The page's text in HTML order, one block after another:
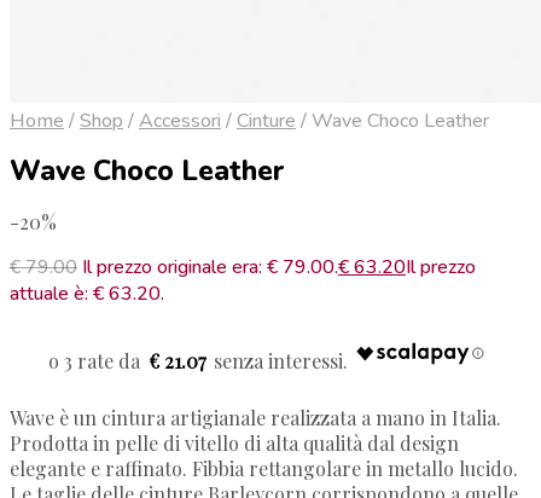
Home /Shop /Accessori /Cinture / Wave Choco Leather
Wave Choco Leather
-20%
€79.00 Il prezzo originale era: € 79.00.€63.20Il prezzo
attuale è: € 63.20.
€ 21.07
Wave è un cintura artigianale realizzata a mano in Italia.
Prodotta in pelle di vitello di alta qualità dal design
elegante e raffinato. Fibbia rettangolare in metallo lucido.